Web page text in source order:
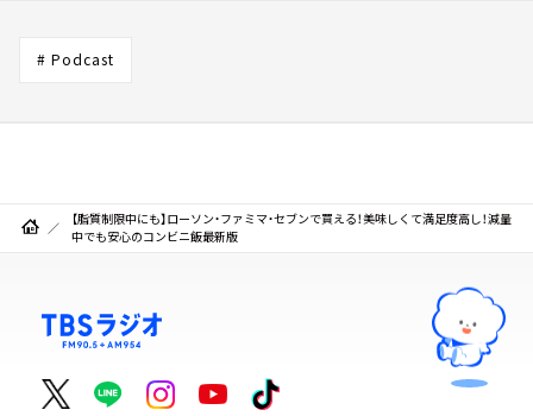
# Podcast
【脂質制限中にも】ローソン・ファミマ・セブンで買える！美味しくて満足度高し！減量
中でも安心のコンビニ飯最新版